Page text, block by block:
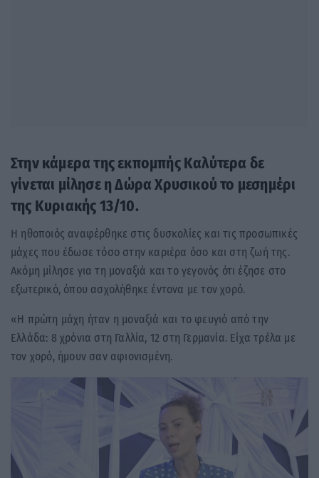
Στην κάμερα της εκπομπής Καλύτερα δε
γίνεται μίλησε η Δώρα Χρυσικού το μεσημέρι
της Κυριακής 13/10.
Η ηθοποιός αναφέρθηκε στις δυσκολίες και τις προσωπικές
μάχες που έδωσε τόσο στην καριέρα όσο και στη ζωή της.
Ακόμη μίλησε για τη μοναξιά και το γεγονός ότι έζησε στο
εξωτερικό, όπου ασχολήθηκε έντονα με τον χορό.
«Η πρώτη μάχη ήταν η μοναξιά και το φευγιό από την
Ελλάδα: 8 χρόνια στη Γαλλία, 12 στη Γερμανία. Είχα τρέλα με
τον χορό, ήμουν σαν αφιονισμένη.